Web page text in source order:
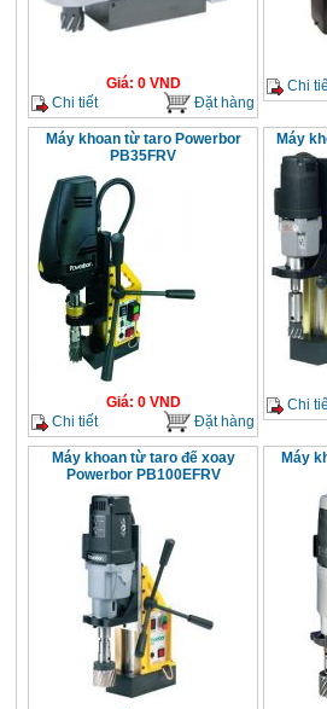
Giá: 0VND
Chi tiết
Đặt hàng
Chi
Máy khoan từ taro Powerbor
PB35FRV
Giá: 0VND
Chi tiết
Đặt hàng
Máy
Chi
Máy khoan từ taro đế xoay
Powerbor PB100EFRV
Máy